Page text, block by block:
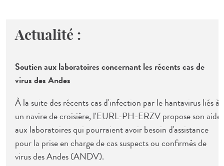
Actualité :
Soutien aux laboratoires concernant les récents cas de
virus des Andes
À la suite des récents cas d'infection par le hantavirus liés à
un navire de croisière, l'EURL-PH-ERZV propose son aide
aux laboratoires qui pourraient avoir besoin d'assistance
pour la prise en charge de cas suspects ou confirmés de
virus des Andes (ANDV).